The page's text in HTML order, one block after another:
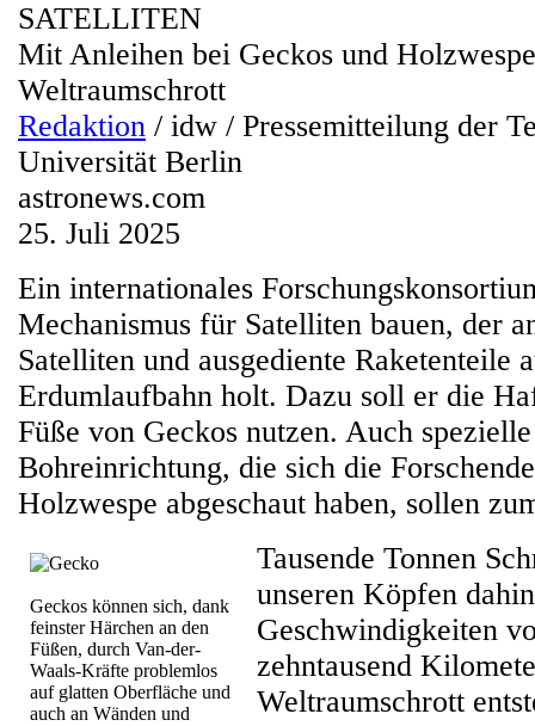
SATELLITEN
Mit Anleihen bei Geckos und
Weltraumschrott
Redaktion / idw / Pressemitteilung der
Universität Berlin
astronews.com
25. Juli 2025
Ein internationales
Mechanismus für Satelliten bauen, der
Satelliten und ausgediente Raketenteile
Erdumlaufbahn holt. Dazu soll er die
Füße von Geckos nutzen. Auch
Bohreinrichtung, die sich die
Holzwespe abgeschaut haben, sollen
Geckos können sich, dank
feinster Härchen an den
Füßen, durch Van-der-
Waals-Kräfte problemlos
auf glatten Oberfläche und
auch an Wänden und
Tausende Tonnen
unseren Köpfen
Geschwindigkeiten
zehntausend
Weltraumschrott